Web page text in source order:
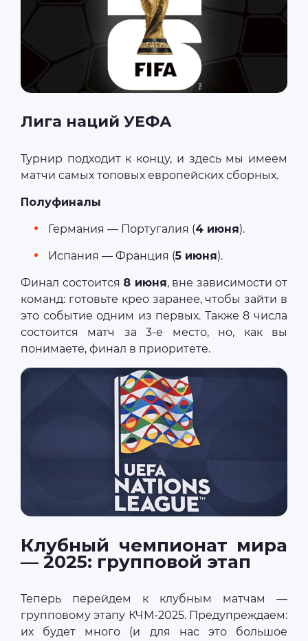
Лига наций УЕФА
Турнир подходит к концу, и здесь мы имеем
матчи самых топовых европейских сборных.
Полуфиналы
Германия — Португалия (4 июня).
Испания — Франция (5 июня).
Финал состоится 8 июня, вне зависимости от
команд: готовьте крео заранее, чтобы зайти в
это событие одним из первых. Также 8 числа
состоится матч за 3-е место, но, как вы
понимаете, финал в приоритете.
Клубный чемпионат мира
— 2025: групповой этап
Теперь перейдем к клубным матчам —
групповому этапу КЧМ-2025. Предупреждаем:
их будет много (и для нас это большое